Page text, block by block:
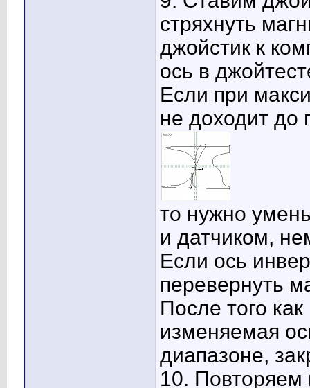
стряхнуть
джойстик к
ось в
Если при
не доходит до
то нужно
и датчиком,
Если ось
перевернуть
После того
изменяемая
диапазоне,
10. Повторяем